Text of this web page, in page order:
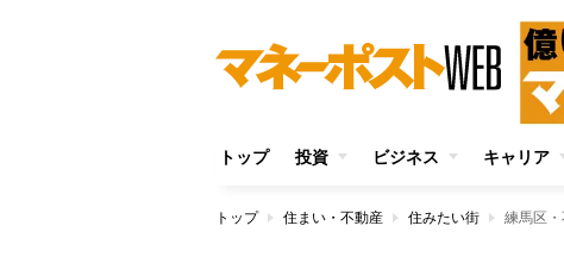
トップ 投資 ビジネス キャリア
トップ 住まい・不動産 住みたい街